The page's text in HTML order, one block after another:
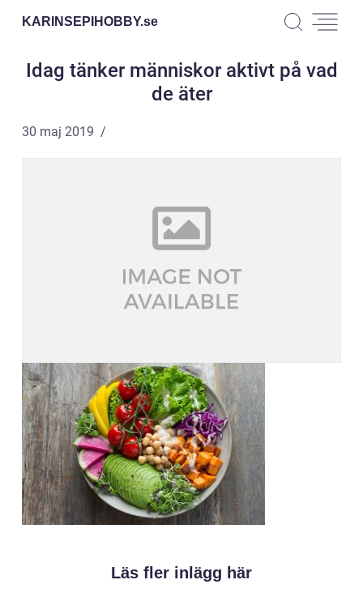
KARINSEPIHOBBY.se
Idag tänker människor aktivt på vad
de äter
30 maj 2019
Läs fler inlägg här